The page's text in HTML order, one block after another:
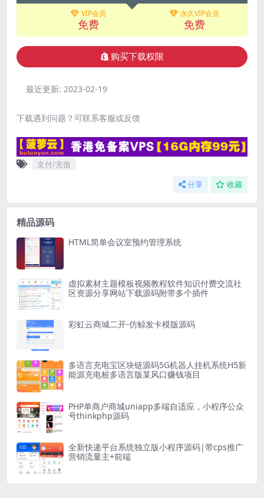
VIP会员
免费
永久VIP会员
免费
购买下载权限
最近更新: 2023-02-19
下载遇到问题？可联系客服或反馈
支付/充值
分享 收藏
精品源码
HTML简单会议室预约管理系统
虚拟素材主题模板视频教程软件知识付费交流社
区资源分享网站下载源码附带多个插件
彩虹云商城二开-仿鲸发卡模版源码
多语言充电宝区块链源码5G机器人挂机系统H5新
能源充电桩多语言版某风口赚钱项目
PHP单商户商城uniapp多端自适应，小程序公众
号thinkphp源码
全新快递平台系统独立版小程序源码|带cps推广
营销流量主+前端